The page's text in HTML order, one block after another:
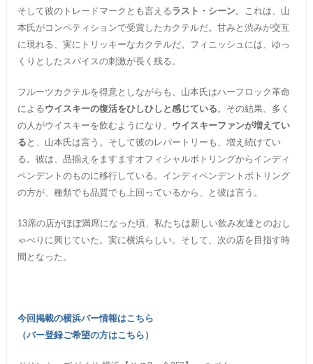
そして彼のトレードマークとも言えるラスト・シーン。これは、山
本氏がコンペティションで受賞したカクテルだ。甘みと渋みが交互
に現れる、実にトリッキーなカクテルだ。フィニッシュには、ゆっ
くりとしたスパイスの刺激が長く残る。
フルーツカクテルを得意としながらも、山本氏はハーフロック革命
によるウイスキーの復活をひしひしと感じている 。その結果、多く
の人がウイスキーを飲むようになり、 ウイスキーファンが増えてい
る と、山本氏は言う。そして彼のレパートリーも、増え続けてい
る。彼は、品揃えをますますオフィシャルボトリングからインディ
ペンデントのものに移行している。インディペンデントボトリング
の方が、種類でも品質でも上回っているから、と彼は言う。
13席の店がほぼ満席になった頃、私たちは新しい飲み友達とのおし
ゃべりに興じていた。実に横浜らしい。そして、次の店を目指す時
間となった。
今回掲載の横浜バー情報はこちら
（バー登録ご希望の方はこちら）